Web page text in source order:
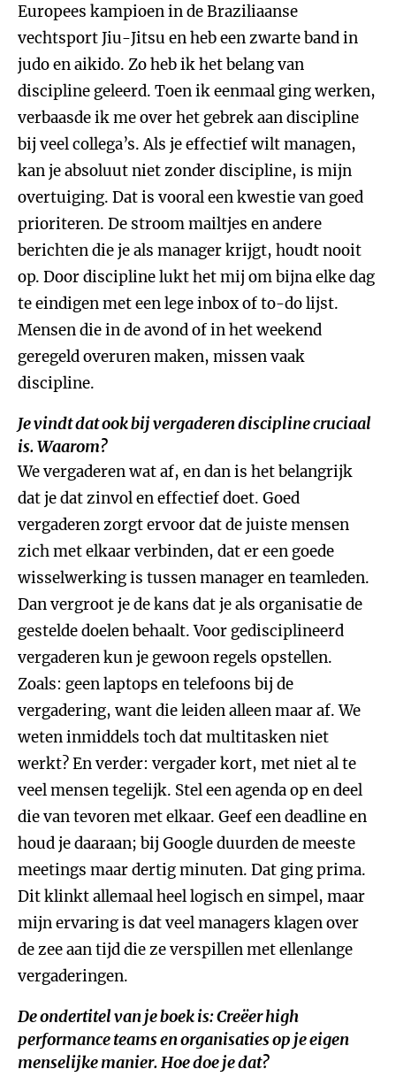
Europees kampioen in de Braziliaanse
vechtsport Jiu-Jitsu en heb een zwarte band in
judo en aikido. Zo heb ik het belang van
discipline geleerd. Toen ik eenmaal ging werken,
verbaasde ik me over het gebrek aan discipline
bij veel collega’s. Als je effectief wilt managen,
kan je absoluut niet zonder discipline, is mijn
overtuiging. Dat is vooral een kwestie van goed
prioriteren. De stroom mailtjes en andere
berichten die je als manager krijgt, houdt nooit
op. Door discipline lukt het mij om bijna elke dag
te eindigen met een lege inbox of to-do lijst.
Mensen die in de avond of in het weekend
geregeld overuren maken, missen vaak
discipline.
Je vindt dat ook bij vergaderen discipline cruciaal
is. Waarom?
We vergaderen wat af, en dan is het belangrijk
dat je dat zinvol en effectief doet. Goed
vergaderen zorgt ervoor dat de juiste mensen
zich met elkaar verbinden, dat er een goede
wisselwerking is tussen manager en teamleden.
Dan vergroot je de kans dat je als organisatie de
gestelde doelen behaalt. Voor gedisciplineerd
vergaderen kun je gewoon regels opstellen.
Zoals: geen laptops en telefoons bij de
vergadering, want die leiden alleen maar af. We
weten inmiddels toch dat multitasken niet
werkt? En verder: vergader kort, met niet al te
veel mensen tegelijk. Stel een agenda op en deel
die van tevoren met elkaar. Geef een deadline en
houd je daaraan; bij Google duurden de meeste
meetings maar dertig minuten. Dat ging prima.
Dit klinkt allemaal heel logisch en simpel, maar
mijn ervaring is dat veel managers klagen over
de zee aan tijd die ze verspillen met ellenlange
vergaderingen.
De ondertitel van je boek is: Creëer high
performance teams en organisaties op je eigen
menselijke manier. Hoe doe je dat?